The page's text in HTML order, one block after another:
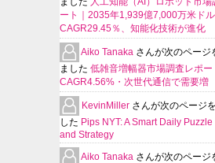
ート｜2035年1,939億7,000万米ド
CAGR29.45％、知能化技術が進化
Aiko Tanaka さんが次のページ
ました 低雑音増幅器市場調査レポー
CAGR4.56%・次世代通信で需要増
KevinMiller さんが次のページ
した Pips NYT: A Smart Daily
and Strategy
Aiko Tanaka さんが次のページ